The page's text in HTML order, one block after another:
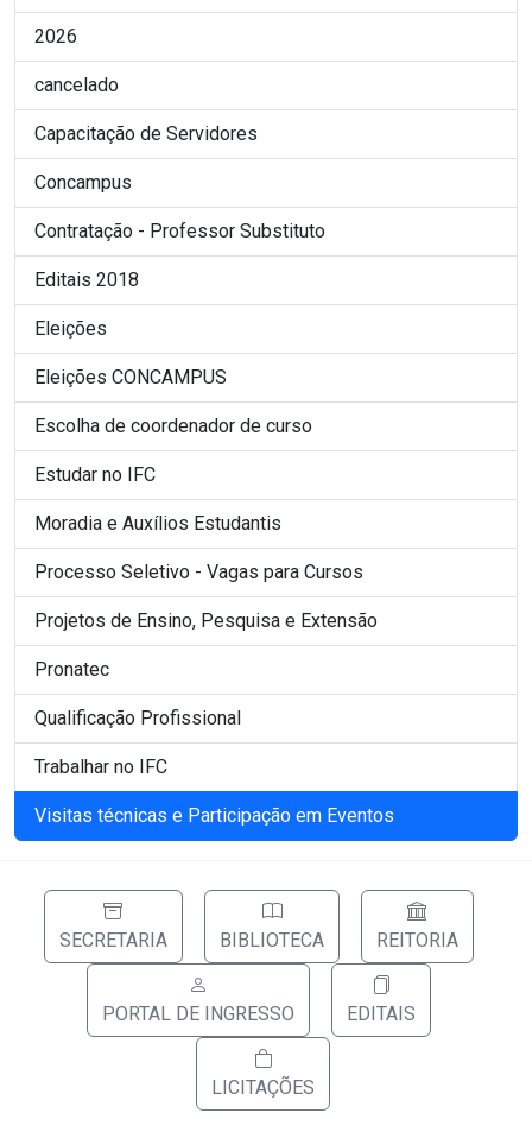
2026
cancelado
Capacitação de Servidores
Concampus
Contratação - Professor Substituto
Editais 2018
Eleições
Eleições CONCAMPUS
Escolha de coordenador de curso
Estudar no IFC
Moradia e Auxílios Estudantis
Processo Seletivo - Vagas para Cursos
Projetos de Ensino, Pesquisa e Extensão
Pronatec
Qualificação Profissional
Trabalhar no IFC
Visitas técnicas e Participação em Eventos
SECRETARIA BIBLIOTECA REITORIA
PORTAL DE INGRESSO EDITAIS
LICITAÇÕES